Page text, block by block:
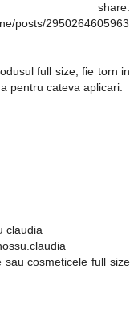
posts/2950264605963
full size, fie torn in
pentru cateva aplicari.
claudia
cosmeticele full size